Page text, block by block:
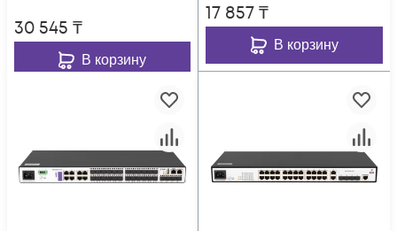
30 545 ₸
В корзину
17 857₸
В корзину